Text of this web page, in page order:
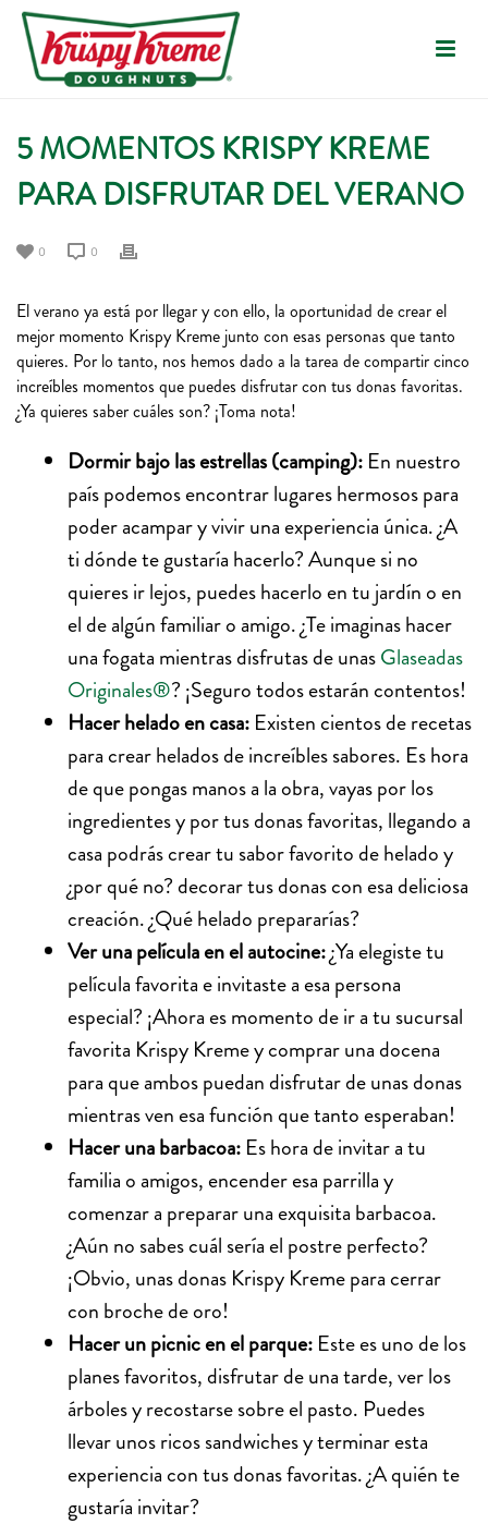
5 MOMENTOS KRISPY KREME
PARA DISFRUTAR DEL VERANO
0 0
El verano ya está por llegar y con ello, la oportunidad de crear el
mejor momento Krispy Kreme junto con esas personas que tanto
quieres. Por lo tanto, nos hemos dado a la tarea de compartir cinco
increíbles momentos que puedes disfrutar con tus donas favoritas.
¿Ya quieres saber cuáles son? ¡Toma nota!
Dormir bajo las estrellas (camping): En nuestro
país podemos encontrar lugares hermosos para
poder acampar y vivir una experiencia única. ¿A
ti dónde te gustaría hacerlo? Aunque si no
quieres ir lejos, puedes hacerlo en tu jardín o en
el de algún familiar o amigo. ¿Te imaginas hacer
una fogata mientras disfrutas de unasGlaseadas
Originales®? ¡Seguro todos estarán contentos!
Hacer helado en casa: Existen cientos de recetas
para crear helados de increíbles sabores. Es hora
de que pongas manos a la obra, vayas por los
ingredientes y por tus donas favoritas, llegando a
casa podrás crear tu sabor favorito de helado y
¿por qué no? decorar tus donas con esa deliciosa
creación. ¿Qué helado prepararías?
Ver una película en el autocine:¿Ya elegiste tu
película favorita e invitaste a esa persona
especial? ¡Ahora es momento de ir a tu sucursal
favorita Krispy Kreme y comprar una docena
para que ambos puedan disfrutar de unas donas
mientras ven esa función que tanto esperaban!
Hacer una barbacoa: Es hora de invitar a tu
familia o amigos, encender esa parrilla y
comenzar a preparar una exquisita barbacoa.
¿Aún no sabes cuál sería el postre perfecto?
¡Obvio, unas donas Krispy Kreme para cerrar
con broche de oro!
Hacer un picnic en el parque: Este es uno de los
planes favoritos, disfrutar de una tarde, ver los
árboles y recostarse sobre el pasto. Puedes
llevar unos ricos sandwiches y terminar esta
experiencia con tus donas favoritas. ¿A quién te
gustaría invitar?